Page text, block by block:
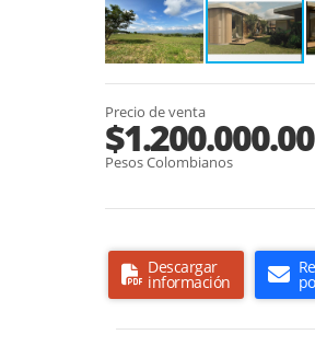
Precio de venta
Pesos Colombianos
Descargar
información